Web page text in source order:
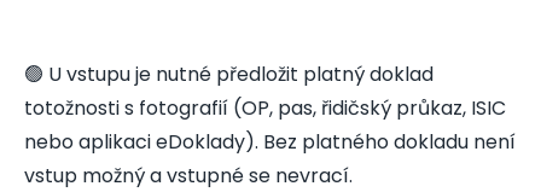
🟢 U vstupu je nutné předložit platný doklad
totožnosti s fotografií (OP, pas, řidičský průkaz, ISIC
nebo aplikaci eDoklady). Bez platného dokladu není
vstup možný a vstupné se nevrací.